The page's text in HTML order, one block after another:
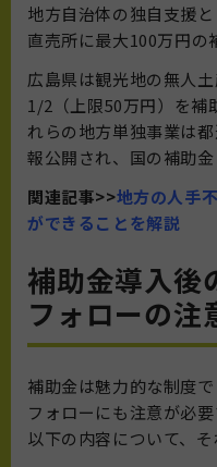
地方自治体の独自支援
直売所に最大100万円の
広島県は観光地の無人
1/2（上限50万円）を補
れらの地方単独事業は
報公開され、国の補助金
関連記事>>地方の人手
ができることを解説
補助金導入後
フォローの注
補助金は魅力的な制度
フォローにも注意が必要
以下の内容について、そ